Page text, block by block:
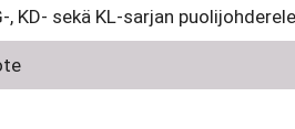
, KD- sekä KL-sarjan